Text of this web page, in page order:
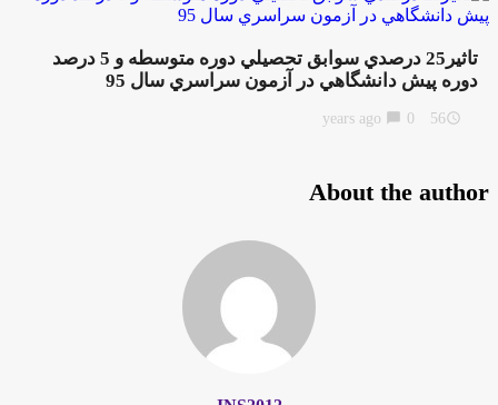
تاثير25 درصدي سوابق تحصيلي دوره متوسطه و 5 درصد
دوره پيش دانشگاهي در آزمون سراسري سال 95
access_time
56 years ago
chat_bubble
About the author